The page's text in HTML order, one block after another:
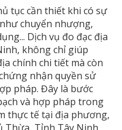
tục cần thiết khi có sự
chuyển nhượng,
Dịch vụ đo đạc địa
không chỉ giúp
chính chi tiết mà còn
nhận quyền sử
pháp. Đây là bước
và hợp pháp trong
thực tế tại địa phương,